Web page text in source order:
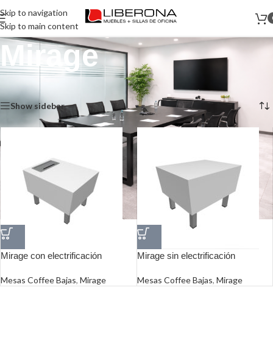
Skip to navigation
Skip to main content
Mirage
Mesas Coffee Bajas/Mirage
Show sidebar
Mirage con electrificación
Mesas Coffee Bajas, Mirage
Mirage sin electrificación
Mesas Coffee Bajas, Mirage